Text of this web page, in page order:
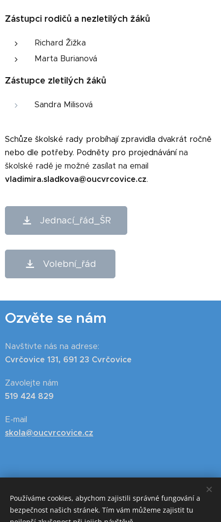
Zástupci rodičů a nezletilých žáků
Richard Žižka
Marta Burianová
Zástupce zletilých žáků
Sandra Milisová
Schůze školské rady probíhají zpravidla dvakrát ročně
nebo dle potřeby. Podněty pro projednávánína
školské radě je možné zasílat na email
vladimira.sladkova@oucvrcovice.cz.
Jednací_řád_ŠR
Volební_řád
Ozvěte se nám
Navštivte nás na adrese:
Cvrčovice 131, 691 23 Cvrčovice
Zavolejte nám
519 424 829
E-mail
skola@oucvrcovice.cz
Používáme cookies, abychom zajistili správné fungování a
bezpečnost našich stránek. Tím vám můžeme zajistit tu